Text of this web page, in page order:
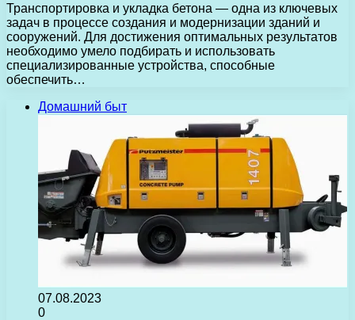
Транспортировка и укладка бетона — одна из ключевых
задач в процессе создания и модернизации зданий и
сооружений. Для достижения оптимальных результатов
необходимо умело подбирать и использовать
специализированные устройства, способные
обеспечить…
Домашний быт
07.08.2023
0